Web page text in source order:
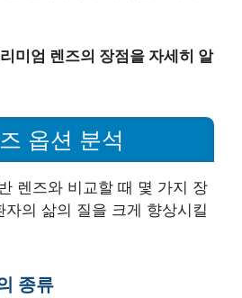
미엄 렌즈의 장점을 자세히 알
옵션 분석
렌즈와 비교할 때 몇 가지 장
의 삶의 질을 크게 향상시킬
종류